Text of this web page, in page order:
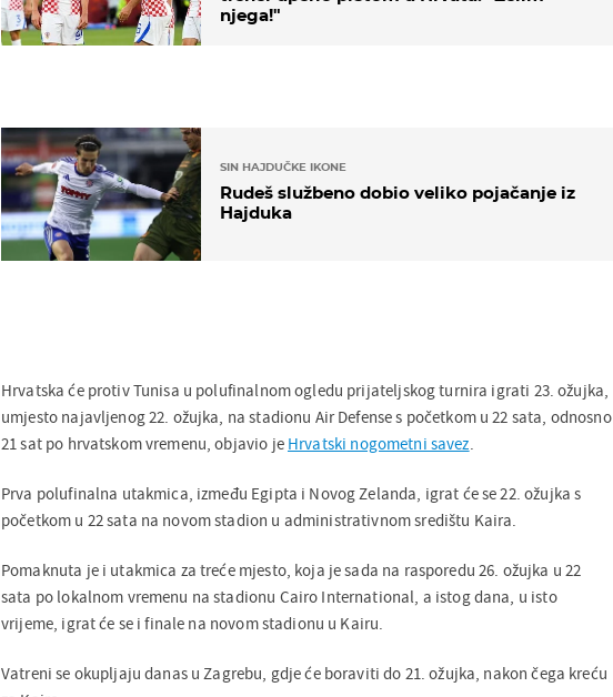
njega!"
SIN HAJDUČKE IKONE
Rudeš službeno dobio veliko pojačanje iz
Hajduka
Hrvatska će protiv Tunisa u polufinalnom ogledu prijateljskog turnira igrati 23. ožujka,
umjesto najavljenog 22. ožujka, na stadionu Air Defense s početkom u 22 sata, odnosno
21 sat po hrvatskom vremenu, objavio je Hrvatski nogometni savez.
Prva polufinalna utakmica, između Egipta i Novog Zelanda, igrat će se 22. ožujka s
početkom u 22 sata na novom stadion u administrativnom središtu Kaira.
Pomaknuta je i utakmica za treće mjesto, koja je sada na rasporedu 26. ožujka u 22
sata po lokalnom vremenu na stadionu Cairo International, a istog dana, u isto
vrijeme, igrat će se i finale na novom stadionu u Kairu.
Vatreni se okupljaju danas u Zagrebu, gdje će boraviti do 21. ožujka, nakon čega kreću